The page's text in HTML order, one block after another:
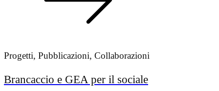
Progetti, Pubblicazioni, Collaborazioni
Brancaccio e GEA per il sociale